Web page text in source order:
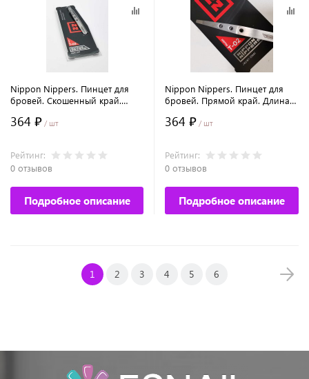
Nippon Nippers. Пинцет для
бровей. Скошенный край.
364 ₽ / шт
Рейтинг:
0 отзывов
Подробное описание
Nippon Nippers. Пинцет для
бровей. Прямой край. Длина
364 ₽ / шт
Рейтинг:
0 отзывов
Подробное описание
1 2 3 4 5 6